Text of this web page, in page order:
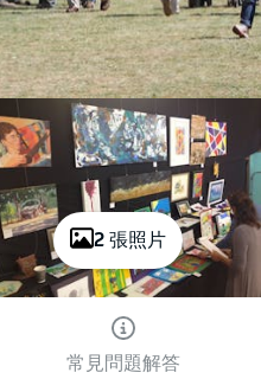
2 張照片
常見問題解答